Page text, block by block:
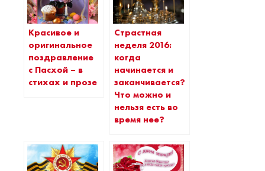
Красивое и
оригинальное
поздравление
с Пасхой – в
стихах и прозе
Страстная
неделя 2016:
когда
начинается и
заканчивается?
Что можно и
нельзя есть во
время нее?